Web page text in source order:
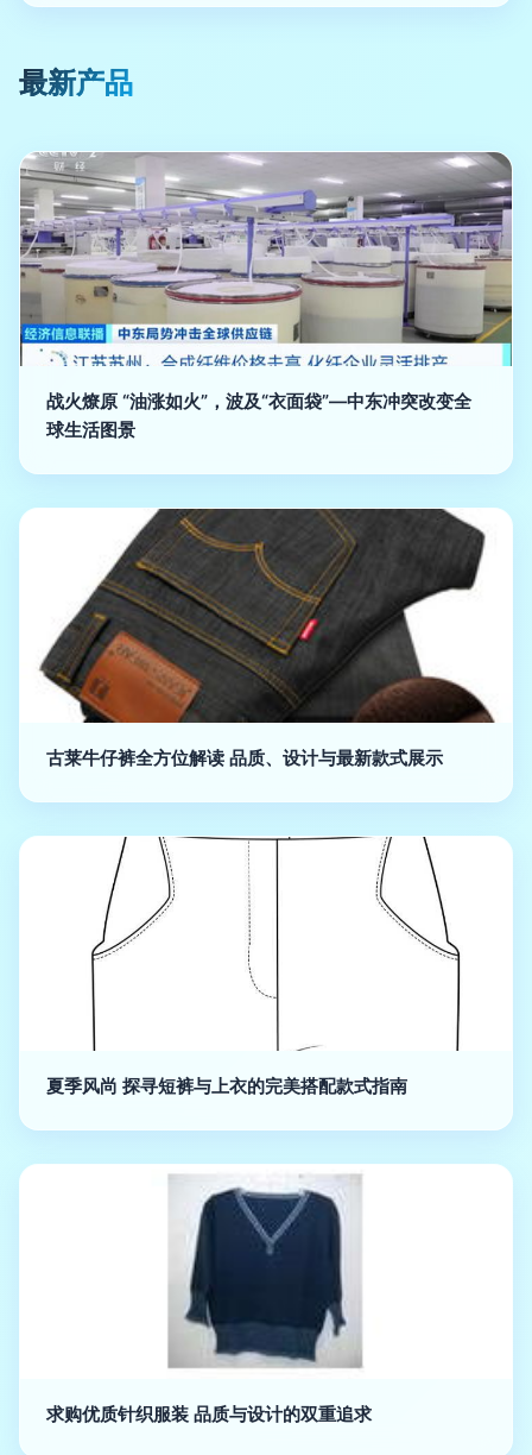
最新产品
战火燎原 “油涨如火”，波及“衣面袋”—中东冲突改变全
球生活图景
古莱牛仔裤全方位解读 品质、设计与最新款式展示
夏季风尚 探寻短裤与上衣的完美搭配款式指南
求购优质针织服装 品质与设计的双重追求